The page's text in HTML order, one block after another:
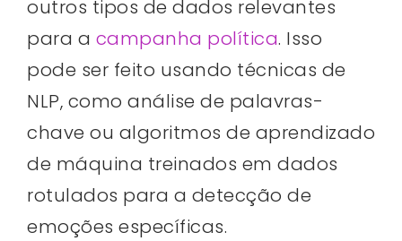
outros tipos de dados relevantes
para a campanha política. Isso
pode ser feito usando técnicas de
NLP, como análise de palavras-
chave ou algoritmos de aprendizado
de máquina treinados em dados
rotulados para a detecção de
emoções específicas.